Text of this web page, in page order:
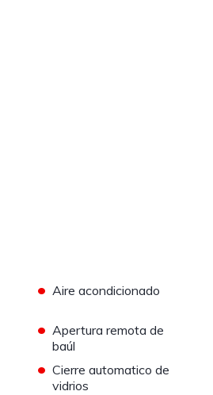
• Aire acondicionado
• Apertura remota de
baúl
• Cierre automatico de
vidrios